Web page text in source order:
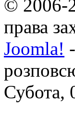
© 2006-
права
Joomla!
Субота,